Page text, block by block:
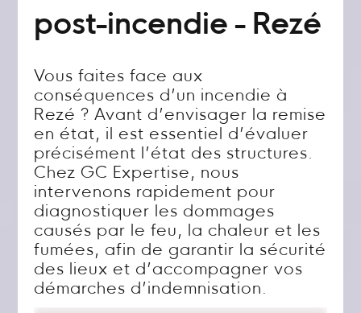
post-incendie - Rezé
Vous faites face aux
conséquences d’un incendie à
Rezé ? Avant d’envisager la remise
en état, il est essentiel d’évaluer
précisément l’état des structures.
Chez GC Expertise, nous
intervenons rapidement pour
diagnostiquer les dommages
causés par le feu, la chaleur et les
fumées, afin de garantir la sécurité
des lieux et d’accompagner vos
démarches d’indemnisation.